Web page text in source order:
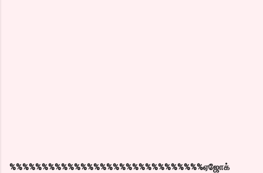
%%%%%%%%%%%%%%%%%%%%%%%%%%%%%%ஏஜோக்